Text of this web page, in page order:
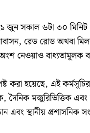
জুন সকাল ৬টা ৩০ মিনিট
রেড রোড অথবা মিলন
অংশ নেওয়াও বাধ্যতামূলক
করা হয়েছে, এই
দৈনিক মজুরিভিত্তিক এবং
এবং স্থানীয়